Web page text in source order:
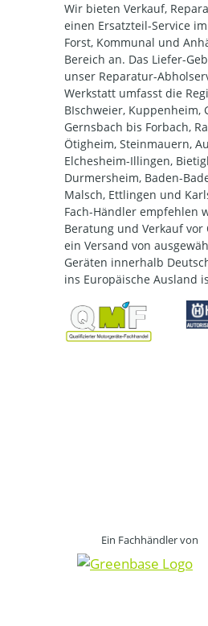
Wir bieten Verkauf,
einen Ersatzteil-Service
Forst, Kommunal und
Bereich an. Das Liefer-
unser Reparatur-
Werkstatt umfasst die
BIschweier, Kuppenheim,
Gernsbach bis Forbach,
Ötigheim, Steinmauern,
Elchesheim-Illingen,
Durmersheim, Baden-
Malsch, Ettlingen und
Fach-Händler empfehlen
Beratung und Verkauf vor
ein Versand von
Geräten innerhalb
ins Europäische Ausland
Ein Fachhändler von